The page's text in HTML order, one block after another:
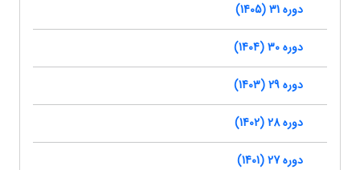
دوره 31 (1405)
دوره 30 (1404)
دوره 29 (1403)
دوره 28 (1402)
دوره 27 (1401)